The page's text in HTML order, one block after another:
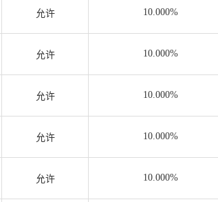
允许 10.000%
允许 10.000%
允许 10.000%
允许 10.000%
允许 10.000%